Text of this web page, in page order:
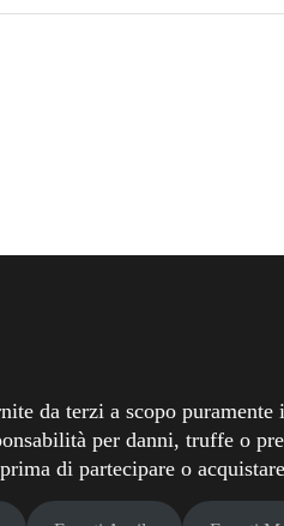
da terzi a scopo
per danni, truffe o
di partecipare o